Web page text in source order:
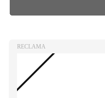
RECLAMA